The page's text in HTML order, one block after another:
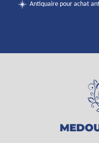
Antiquaire pour achat